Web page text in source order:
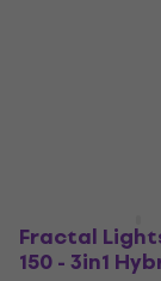
Fractal
150 - 3in1